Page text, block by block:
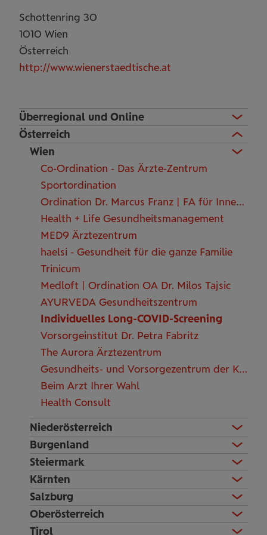
Überregional und Online
Österreich
Wien
Co-Ordination - Das Ärzte-Zentrum
Sportordination
Ordination Dr. Marcus Franz | FA für Innere Medizin
Health + Life Gesundheitsmanagement
MED9 Ärztezentrum
haelsi - Gesundheit für die ganze Familie
Trinicum
Medloft | Ordination OA Dr. Milos Tajsic
AYURVEDA Gesundheitszentrum
Individuelles Long-COVID-Screening
Vorsorgeinstitut Dr. Petra Fabritz
The Aurora Ärztezentrum
Gesundheits- und Vorsorgezentrum der KFA
Beim Arzt Ihrer Wahl
Health Consult
Niederösterreich
Burgenland
Steiermark
Kärnten
Salzburg
Oberösterreich
Tirol
Schottenring 30
1010 Wien
Österreich
http://www.wienerstaedtische.at